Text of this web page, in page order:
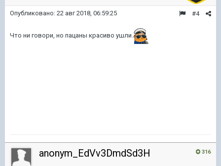
#4
Опубликовано: 22 авг 2018, 06:59:25
Что ни говори, но пацаны красиво ушли.
316
anonym_EdVv3DmdSd3H